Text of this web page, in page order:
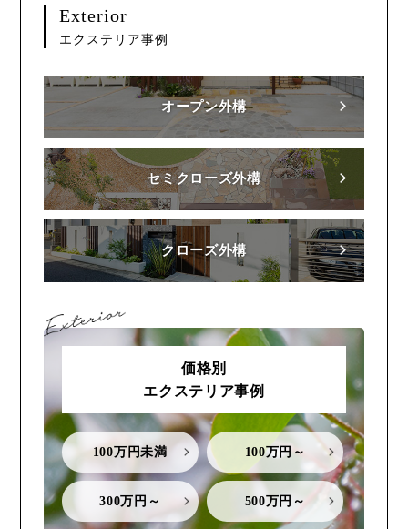
Exterior
エクステリア事例
オープン外構
セミクローズ外構
クローズ外構
価格別
エクステリア事例
100万円未満 100万円～
300万円～ 500万円～